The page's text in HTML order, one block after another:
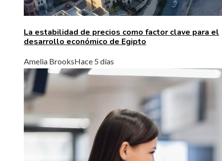
La estabilidad de precios como factor clave para el
desarrollo económico de Egipto
Amelia BrooksHace 5 días